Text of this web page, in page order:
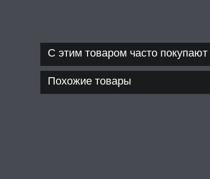
С этим товаром часто покупают
Похожие товары